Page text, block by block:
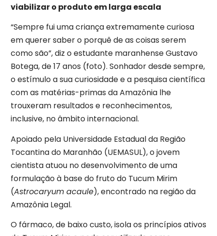
viabilizar o produto em larga escala
“Sempre fui uma criança extremamente curiosa
em querer saber o porquê de as coisas serem
como são”, diz o estudante maranhense Gustavo
Botega, de 17 anos (foto). Sonhador desde sempre,
o estímulo a sua curiosidade e a pesquisa científica
com as matérias-primas da Amazônia lhe
trouxeram resultados e reconhecimentos,
inclusive, no âmbito internacional.
Apoiado pela Universidade Estadual da Região
Tocantina do Maranhão (UEMASUL), o jovem
cientista atuou no desenvolvimento de uma
formulação à base do fruto do Tucum Mirim
(Astrocaryum acaule), encontrado na região da
Amazônia Legal.
O fármaco, de baixo custo, isola os princípios ativos